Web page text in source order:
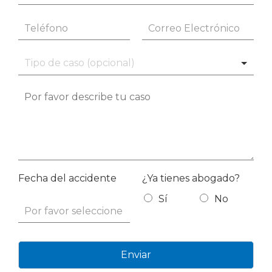
Fecha del accidente
¿Ya tienes abogado?
Sí
No
Enviar